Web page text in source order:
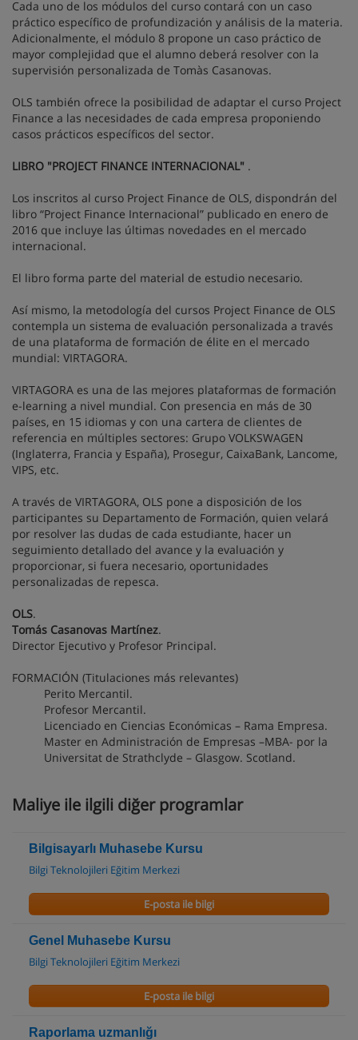
Cada uno de los módulos del curso contará con un caso
práctico específico de profundización y análisis de la materia.
Adicionalmente, el módulo 8 propone un caso práctico de
mayor complejidad que el alumno deberá resolver con la
supervisión personalizada de Tomàs Casanovas.
OLS también ofrece la posibilidad de adaptar el curso Project
Finance a las necesidades de cada empresa proponiendo
casos prácticos específicos del sector.
LIBRO "PROJECT FINANCE INTERNACIONAL" .
Los inscritos al curso Project Finance de OLS, dispondrán del
libro “Project Finance Internacional” publicado en enero de
2016 que incluye las últimas novedades en el mercado
internacional.
El libro forma parte del material de estudio necesario.
Así mismo, la metodología del cursos Project Finance de OLS
contempla un sistema de evaluación personalizada a través
de una plataforma de formación de élite en el mercado
mundial: VIRTAGORA.
VIRTAGORA es una de las mejores plataformas de formación
e-learning a nivel mundial. Con presencia en más de 30
países, en 15 idiomas y con una cartera de clientes de
referencia en múltiples sectores: Grupo VOLKSWAGEN
(Inglaterra, Francia y España), Prosegur, CaixaBank, Lancome,
VIPS, etc.
A través de VIRTAGORA, OLS pone a disposición de los
participantes su Departamento de Formación, quien velará
por resolver las dudas de cada estudiante, hacer un
seguimiento detallado del avance y la evaluación y
proporcionar, si fuera necesario, oportunidades
personalizadas de repesca.
OLS.
Tomás Casanovas Martínez.
Director Ejecutivo y Profesor Principal.
FORMACIÓN (Titulaciones más relevantes)
Perito Mercantil.
Profesor Mercantil.
Licenciado en Ciencias Económicas – Rama Empresa.
Master en Administración de Empresas –MBA- por la
Universitat de Strathclyde – Glasgow. Scotland.
Maliye ile ilgili diğer programlar
Bilgisayarlı Muhasebe Kursu
Bilgi Teknolojileri Eğitim Merkezi
E-posta ile bilgi
Genel Muhasebe Kursu
Bilgi Teknolojileri Eğitim Merkezi
E-posta ile bilgi
Raporlama uzmanlığı